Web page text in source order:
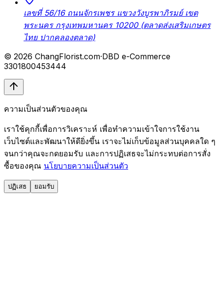
เลขที่ 56/16 ถนนจักรเพชร แขวงวังบูรพาภิรมย์ เขต
พระนคร กรุงเทพมหานคร 10200 (ตลาดส่งเสริมเกษตร
ไทย ปากคลองตลาด)
© 2026 ChangFlorist.com·DBD e-Commerce
3301800453444
ความเป็นส่วนตัวของคุณ
เราใช้คุกกี้เพื่อการวิเคราะห์ เพื่อทำความเข้าใจการใช้งาน
เว็บไซต์และพัฒนาให้ดียิ่งขึ้น เราจะไม่เก็บข้อมูลส่วนบุคคลใด ๆ
จนกว่าคุณจะกดยอมรับ และการปฏิเสธจะไม่กระทบต่อการสั่ง
ซื้อของคุณ นโยบายความเป็นส่วนตัว
ปฏิเสธ ยอมรับ